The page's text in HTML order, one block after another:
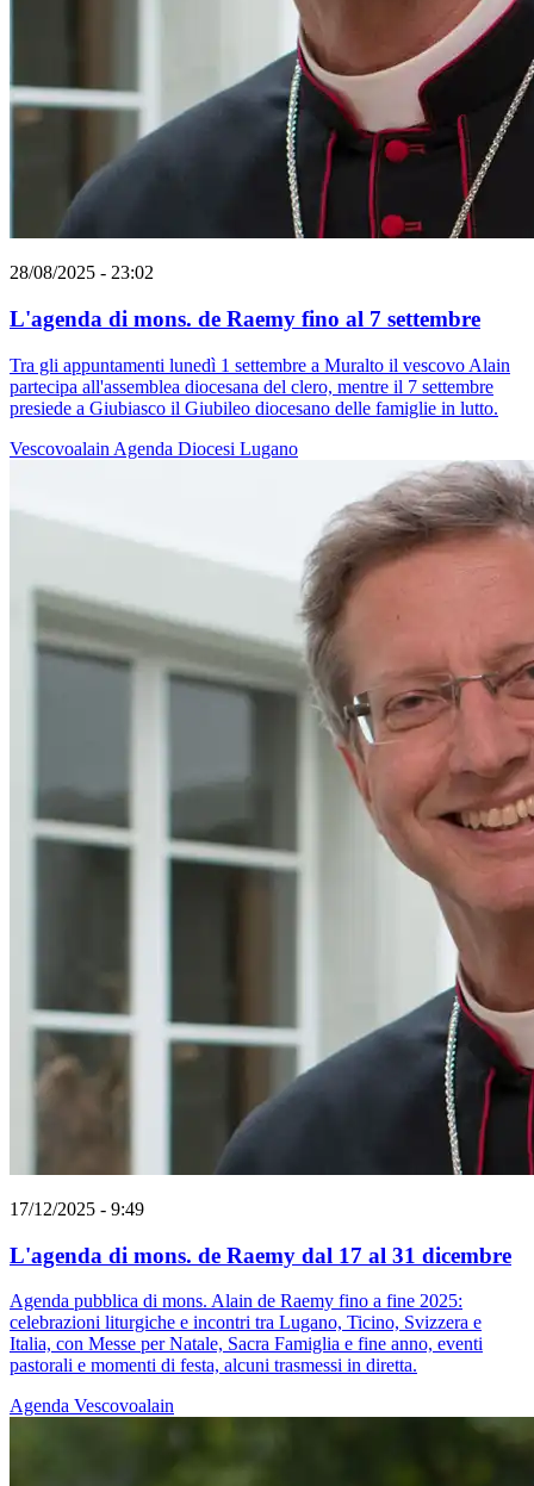
28/08/2025 - 23:02
L'agenda di mons. de Raemy fino al 7 settembre
Tra gli appuntamenti lunedì 1 settembre a Muralto il vescovo Alain
partecipa all'assemblea diocesana del clero, mentre il 7 settembre
presiede a Giubiasco il Giubileo diocesano delle famiglie in lutto.
Vescovoalain Agenda Diocesi Lugano
17/12/2025 - 9:49
L'agenda di mons. de Raemy dal 17 al 31 dicembre
Agenda pubblica di mons. Alain de Raemy fino a fine 2025:
celebrazioni liturgiche e incontri tra Lugano, Ticino, Svizzera e
Italia, con Messe per Natale, Sacra Famiglia e fine anno, eventi
pastorali e momenti di festa, alcuni trasmessi in diretta.
Agenda Vescovoalain